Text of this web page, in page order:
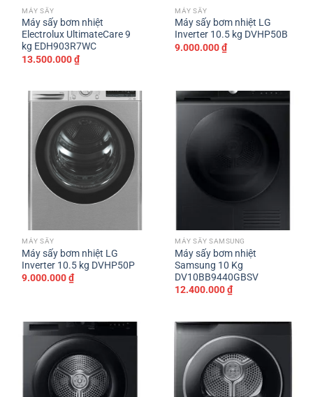
MÁY SẤY
Máy sấy bơm nhiệt
Electrolux UltimateCare 9
kg EDH903R7WC
13.500.000₫
MÁY SẤY
Máy sấy bơm nhiệt LG
Inverter 10.5 kg DVHP50B
9.000.000₫
MÁY SẤY
Máy sấy bơm nhiệt LG
Inverter 10.5 kg DVHP50P
9.000.000₫
MÁY SẤY SAMSUNG
Máy sấy bơm nhiệt
Samsung 10 Kg
DV10BB9440GBSV
12.400.000₫